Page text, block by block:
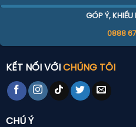
Mẫu hộp
GÓP Ý,
0888
KẾT NỐI VỚI CHÚNG TÔI
CHÚ Ý